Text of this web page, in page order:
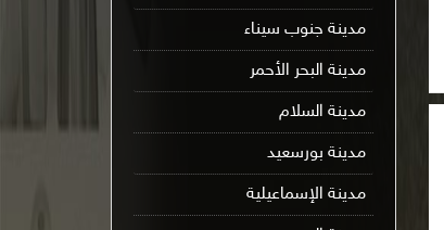
مدينة جنوب سيناء
مدينة البحر الأحمر
مدينة السلام
مدينة بورسعيد
مدينة الإسماعيلية